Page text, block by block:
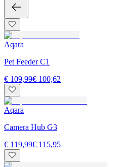
Aqara
Pet Feeder C1
€ 109,99€ 100,62
Aqara
Camera Hub G3
€ 119,99€ 115,95